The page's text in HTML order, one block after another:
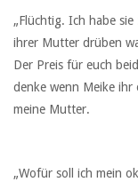
„Flüchtig. Ich habe
ihrer Mutter drüben
Der Preis für euch
denke wenn Meike
meine Mutter.
„Wofür soll ich mein